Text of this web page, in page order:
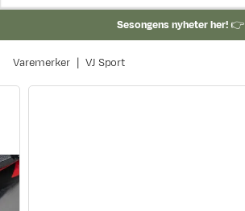
Sesongens nyheter her!👉
Varemerker VJ Sport